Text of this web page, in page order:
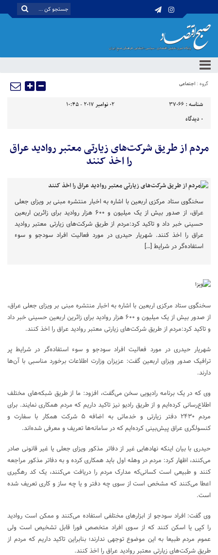
گروه : اجتماعی
شناسه : 37066
02 نوامبر 2017 - 10:45
0 دیدگاه
مردم از طریق شرکت‌های زیارتی معتبر روادید عراق
را اخذ کنند
سخنگوی ستاد مرکزی اربعین با اشاره به اخبار منتشره مبنی بر ویزای جعلی
عراق، از صدور بیش از یک میلیون و ۶۰۰ هزار روادید برای زائرین اربعین
حسینی خبر داد و تاکید کرد:مردم از طریق شرکت‌های زیارتی معتبر روادید
عراق را اخذ کنند. شهریار حیدری در مورد فعالیت افراد سودجو و سوء
استفاده‌گر در شرایط […]
سخنگوی ستاد مرکزی اربعین با اشاره به اخبار منتشره مبنی بر ویزای جعلی عراق،
از صدور بیش از یک میلیون و ۶۰۰ هزار روادید برای زائرین اربعین حسینی خبر داد
و تاکید کرد:مردم از طریق شرکت‌های زیارتی معتبر روادید عراق را اخذ کنند.
شهریار حیدری در مورد فعالیت افراد سودجو و سوء استفاده‌گر در شرایط پر
ترافیک صدور ویزای اربعین گفت: عزیزان وزارت اطلاعات برخورد مناسبی با آن‌ها
دارند.
وی که در یک برنامه رادیویی سخن می‌گفت، افزود: ما از طریق شبکه‌های مختلف
اطلاع‌رسانی کرده‌ایم و از طریق رادیو نیز تاکید داریم که مردم همکاری نمایند. برای
مردم ۲۴۳۰ دفتر زیارتی و خدماتی به اضافه ۵ شرکت همکار با سفارت و
کنسولگری عراق پیش‌بینی کرده‌ایم که در سامانه‌ها تعریف و معرفی شده‌اند.
حیدری با بیان اینکه نهادهایی غیر از دفاتر مذکور ویزای جعلی یا غیر قانونی صادر
می‌کنند، اظهار کرد: مردم در وهله اول باید همکاری کرده و به دفاتر مذکور مراجعه
کنند و طبیعی است کسانی‌که مدارک مردم را دریافت می‌کنند، یک کد رهگیری
اعطا می‌کنند که مشخص است از سوی چه دفتر و یا چه ساز و کاری تعریف شده
است.
وی گفت: افراد سودجو از ابزارهای مختلفی استفاده می‌کنند و ممکن است روادید
را کپی یا اسکن کنند که از سوی افراد متخصص فورا قابل تشخیص است ولی
عموم مردم طبیعا به این موضوع توجهی ندارند؛ بنابراین تاکید داریم که مردم از
طریق شرکت‌های زیارتی معتبر روادید عراق را اخذ کنند.